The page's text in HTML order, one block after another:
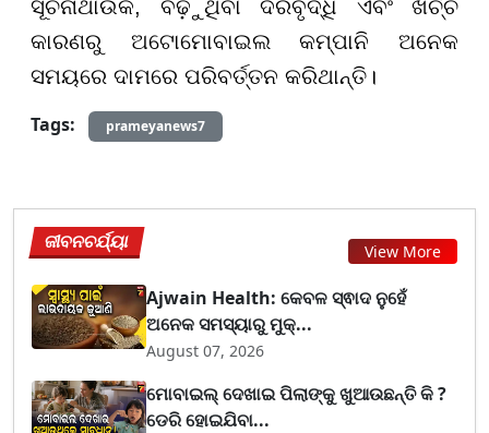
ସୂଚନାଥାଉକି, ବଢ଼ୁଥିବା ଦରବୃଦ୍ଧି ଏବଂ ଖର୍ଚ୍ଚ
କାରଣରୁ ଅଟୋମୋବାଇଲ କମ୍ପାନି ଅନେକ
ସମୟରେ ଦାମରେ ପରିବର୍ତ୍ତନ କରିଥାନ୍ତି।
Tags:
prameyanews7
ଜୀବନଚର୍ଯ୍ୟା View More
Ajwain Health: କେବଳ ସ୍ଵାଦ ନୁହେଁ
ଅନେକ ସମସ୍ୟାରୁ ମୁକ୍...
August 07, 2026
ମୋବାଇଲ୍ ଦେଖାଇ ପିଲାଙ୍କୁ ଖୁଆଉଛନ୍ତି କି ?
ଡେରି ହୋଇଯିବା...